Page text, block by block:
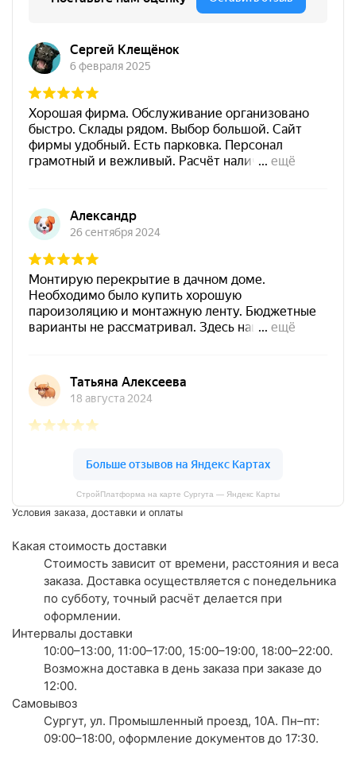
СтройПлатформа на карте Сургута — Яндекс Карты
Условия заказа, доставки и оплаты
Какая стоимость доставки
Стоимость зависит от времени, расстояния и веса
заказа. Доставка осуществляется с понедельника
по субботу, точный расчёт делается при
оформлении.
Интервалы доставки
10:00–13:00, 11:00–17:00, 15:00–19:00, 18:00–22:00.
Возможна доставка в день заказа при заказе до
12:00.
Самовывоз
Сургут, ул. Промышленный проезд, 10А. Пн–пт:
09:00–18:00, оформление документов до 17:30.